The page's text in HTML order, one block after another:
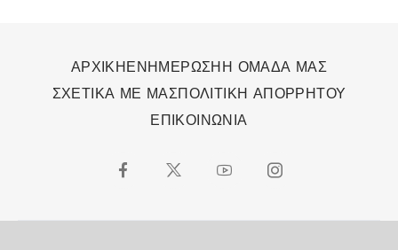
ΑΡΧΙΚΗΕΝΗΜΕΡΩΣΗΗ ΟΜΑΔΑ ΜΑΣ
ΣΧΕΤΙΚΑ ΜΕ ΜΑΣΠΟΛΙΤΙΚΗ ΑΠΟΡΡΗΤΟΥ
ΕΠΙΚΟΙΝΩΝΙΑ